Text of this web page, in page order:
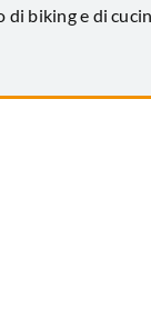
biking e di